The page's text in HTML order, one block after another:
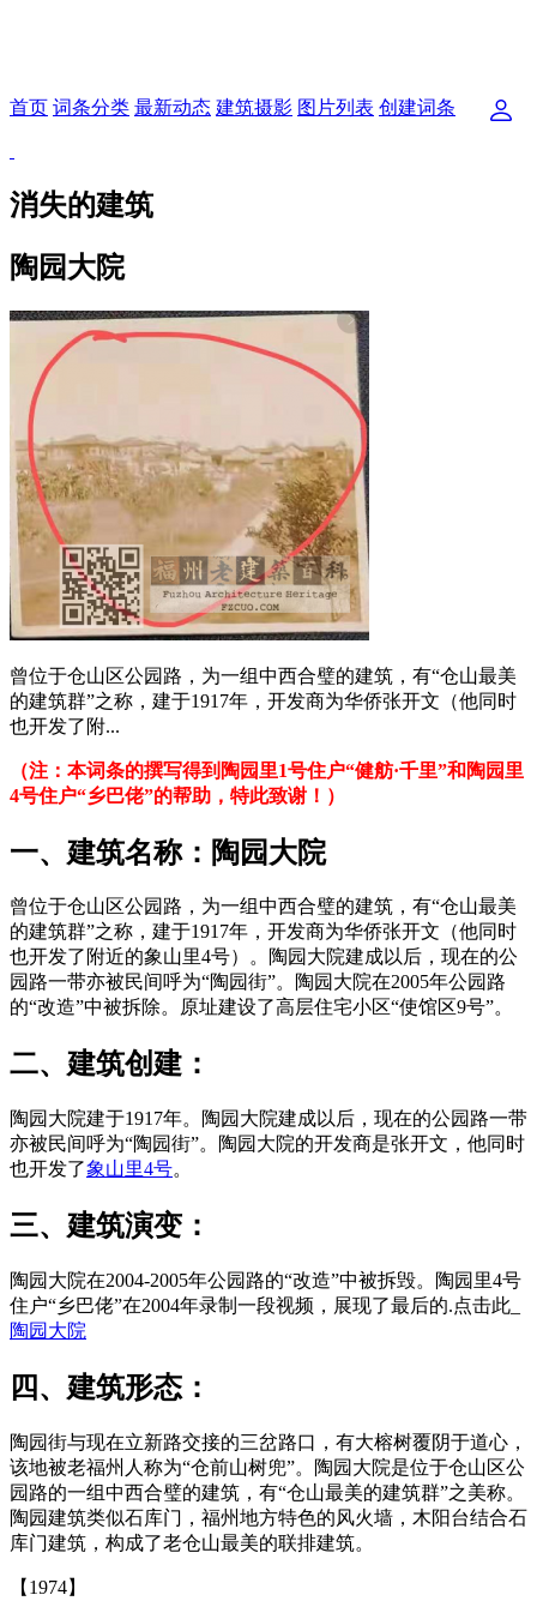
首页 词条分类 最新动态 建筑摄影 图片列表 创建词条
消失的建筑
陶园大院
曾位于仓山区公园路，为一组中西合璧的建筑，有“仓山最美
的建筑群”之称，建于1917年，开发商为华侨张开文（他同时
也开发了附...
（注：本词条的撰写得到陶园里1号住户“健舫·千里”和陶园里
4号住户“乡巴佬”的帮助，特此致谢！）
一、建筑名称：陶园大院
曾位于仓山区公园路，为一组中西合璧的建筑，有“仓山最美
的建筑群”之称，建于1917年，开发商为华侨张开文（他同时
也开发了附近的象山里4号）。陶园大院建成以后，现在的公
园路一带亦被民间呼为“陶园街”。
陶园大院在2005年公园路
的“改造”中被拆除。原址建设了高层住宅小区“使馆区9号”。
二、建筑创建：
陶园 大院建于1917年。陶园大院建成以后，现在的公园路一带
亦被民间呼为“陶园街”。陶园大院的开发商是张开文，他同时
也开发了象山里4号。
三、建筑演变：
陶园大院在2004-2005年公园路的“改造”中被拆毁。陶园里4号
住户“乡巴佬”在2004年录制一段视频，展现了最后的.点击此_
陶园大院
四、建筑形态：
陶园街与现在立新路交接的三岔路口，有大榕树覆阴于道心，
该地被老福州人称为“仓前山树兜”。
陶园大院是位于仓山区公
园路的一组中西合璧的建筑，有“仓山最美的建筑群”之美称。
陶园建筑类似石库门，福州地方特色的风火墙，木阳台结合石
库门建筑，构成了老仓山最美的联排建筑。
【1974】